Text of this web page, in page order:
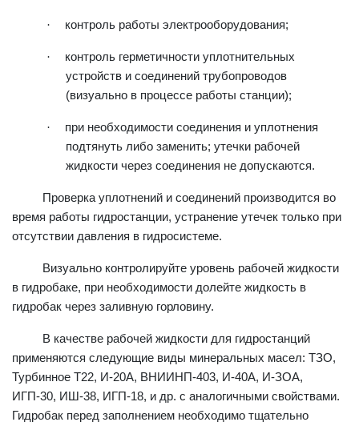
· контроль работы электрооборудования;
·
контроль герметичности уплотнительных
устройств и соединений трубопроводов
(визуально в процессе работы станции);
·
при необходимости соединения и уплотнения
подтянуть либо заменить; утечки рабочей
жидкости через соединения не допускаются.
Проверка уплотнений и соединений производится во
время работы гидростанции, устранение утечек только при
отсутствии давления в гидросистеме.
Визуально контролируйте уровень рабочей жидкости
в гидробаке, при необходимости долейте жидкость в
гидробак через заливную горловину.
В качестве рабочей жидкости для гидростанций
применяются следующие виды минеральных масел: ТЗО,
Турбинное Т22, И-20А, ВНИИНП-403, И-40А, И-ЗОА,
ИГП-30, ИШ-38, ИГП-18, и др. с аналогичными свойствами.
Гидробак перед заполнением необходимо тщательно